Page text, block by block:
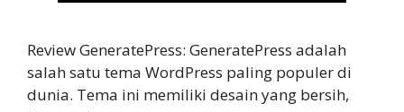
Review GeneratePress: GeneratePress adalah
salah satu tema WordPress paling populer di
dunia. Tema ini memiliki desain yang bersih,